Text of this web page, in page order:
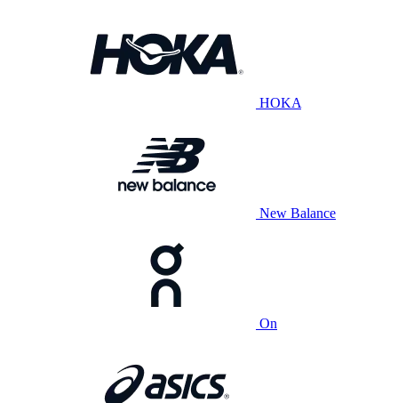
HOKA
New Balance
On